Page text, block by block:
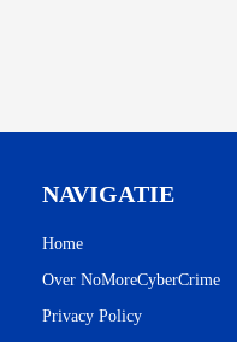
NAVIGATIE
Home
Over NoMoreCyberCrime
Privacy Policy